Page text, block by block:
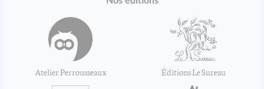
Atelier Perrousseaux Éditions Le Sureau